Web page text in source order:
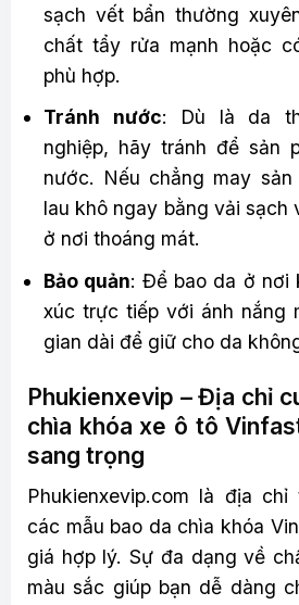
sạch vết bẩn thường
chất tẩy rửa mạnh hoặc
phù hợp.
Tránh nước: Dù là da
nghiệp, hãy tránh để sản
nước. Nếu chẳng may
lau khô ngay bằng vải sạch
ở nơi thoáng mát.
Bảo quản: Để bao da ở nơi
xúc trực tiếp với ánh nắng
gian dài để giữ cho da
Phukienxevip – Địa chỉ
chìa khóa xe ô tô
sang trọng
Phukienxevip.com là địa
các mẫu bao da chìa khóa
giá hợp lý. Sự đa dạng về
màu sắc giúp bạn dễ dàng